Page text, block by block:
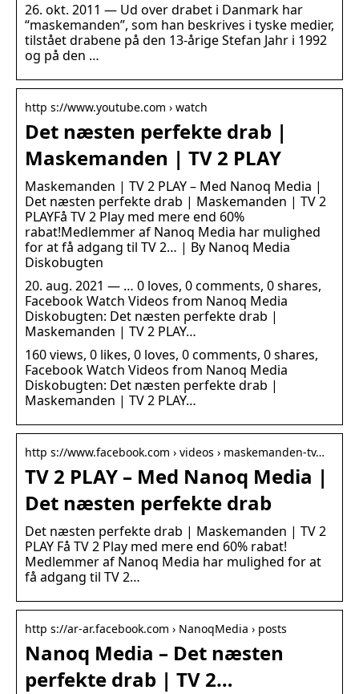
26. okt. 2011 — Ud over drabet i Danmark har
“maskemanden”, som han beskrives i tyske medier,
tilstået drabene på den 13-årige Stefan Jahr i 1992
og på den …
http s://www.youtube.com › watch
Det næsten perfekte drab |
Maskemanden | TV 2 PLAY
Maskemanden | TV 2 PLAY – Med Nanoq Media |
Det næsten perfekte drab | Maskemanden | TV 2
PLAYFå TV 2 Play med mere end 60%
rabat!Medlemmer af Nanoq Media har mulighed
for at få adgang til TV 2… | By Nanoq Media
Diskobugten
20. aug. 2021 — … 0 loves, 0 comments, 0 shares,
Facebook Watch Videos from Nanoq Media
Diskobugten: Det næsten perfekte drab |
Maskemanden | TV 2 PLAY…
160 views, 0 likes, 0 loves, 0 comments, 0 shares,
Facebook Watch Videos from Nanoq Media
Diskobugten: Det næsten perfekte drab |
Maskemanden | TV 2 PLAY…
http s://www.facebook.com › videos › maskemanden-tv…
TV 2 PLAY – Med Nanoq Media |
Det næsten perfekte drab
Det næsten perfekte drab | Maskemanden | TV 2
PLAY Få TV 2 Play med mere end 60% rabat!
Medlemmer af Nanoq Media har mulighed for at
få adgang til TV 2…
http s://ar-ar.facebook.com › NanoqMedia › posts
Nanoq Media – Det næsten
perfekte drab | TV 2…